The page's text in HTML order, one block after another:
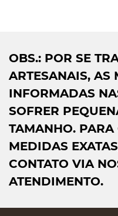
OBS.: POR SE
ARTESANAIS, AS
INFORMADAS
SOFRER
TAMANHO. PARA
MEDIDAS
CONTATO VIA
ATENDIMENTO.